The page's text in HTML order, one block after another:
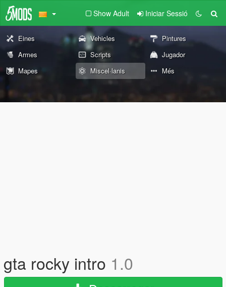
Show Adult Iniciar Sessió
Eines Vehicles
Pintures
Armes
Scripts
Jugador
Mapes
Miscel·lanis Més
gta rocky intro 1.0